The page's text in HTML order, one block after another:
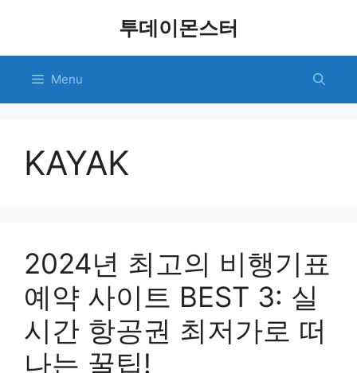
투데이몬스터
Menu
KAYAK
2024년 최고의 비행기표
예약 사이트 BEST 3: 실
시간 항공권 최저가로 떠
나는 꿀팁!